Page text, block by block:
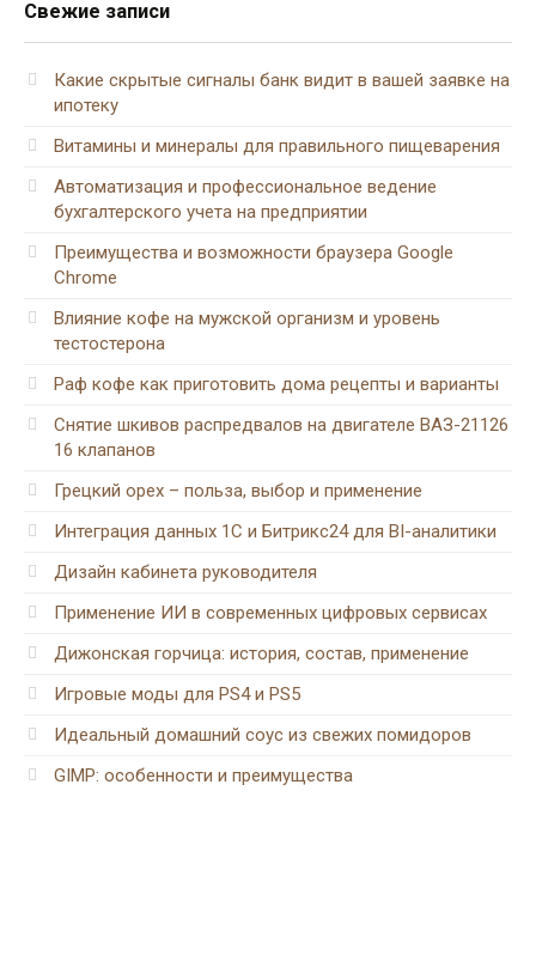
Свежие записи
Какие скрытые сигналы банк видит в вашей заявке на
ипотеку
Витамины и минералы для правильного пищеварения
Автоматизация и профессиональное ведение
бухгалтерского учета на предприятии
Преимущества и возможности браузера Google
Chrome
Влияние кофе на мужской организм и уровень
тестостерона
Раф кофе как приготовить дома рецепты и варианты
Снятие шкивов распредвалов на двигателе ВАЗ-21126
16 клапанов
Грецкий орех – польза, выбор и применение
Интеграция данных 1С и Битрикс24 для BI-аналитики
Дизайн кабинета руководителя
Применение ИИ в современных цифровых сервисах
Дижонская горчица: история, состав, применение
Игровые моды для PS4 и PS5
Идеальный домашний соус из свежих помидоров
GIMP: особенности и преимущества